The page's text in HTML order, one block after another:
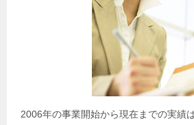
2006年の事業開始から現在までの実績